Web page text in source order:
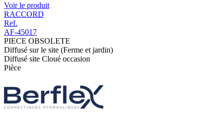
Voir le produit
RACCORD
Ref.
AF-45017
PIECE OBSOLETE
Diffusé sur le site (Ferme et jardin)
Diffusé site Cloué occasion
Pièce